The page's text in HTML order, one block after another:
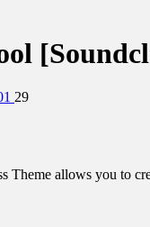
29
Theme allows you to